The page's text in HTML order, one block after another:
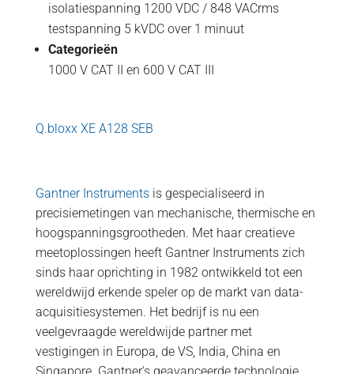
isolatiespanning 1200 VDC / 848 VACrms
testspanning 5 kVDC over 1 minuut
Categorieën
1000 V CAT II en 600 V CAT III
Q.bloxx XE A128 SEB
Gantner Instrumentsis gespecialiseerd in
precisiemetingen van mechanische, thermische en
hoogspanningsgrootheden. Met haar creatieve
meetoplossingen heeft Gantner Instruments zich
sinds haar oprichting in 1982 ontwikkeld tot een
wereldwijd erkende speler op de markt van data-
acquisitiesystemen. Het bedrijf is nu een
veelgevraagde wereldwijde partner met
vestigingen in Europa, de VS, India, China en